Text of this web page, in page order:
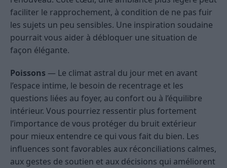
faciliter le rapprochement, à condition de ne pas fuir
les sujets un peu sensibles. Une inspiration soudaine
pourrait vous aider à débloquer une situation de
façon élégante.
Poissons — Le climat astral du jour met en avant
l’espace intime, le besoin de recentrage et les
questions liées au foyer, au confort ou à l’équilibre
intérieur. Vous pourriez ressentir plus fortement
l’importance de vous protéger du bruit extérieur
pour mieux entendre ce qui vous fait du bien. Les
influences sont favorables aux réconciliations calmes,
aux gestes de soutien et aux décisions qui améliorent